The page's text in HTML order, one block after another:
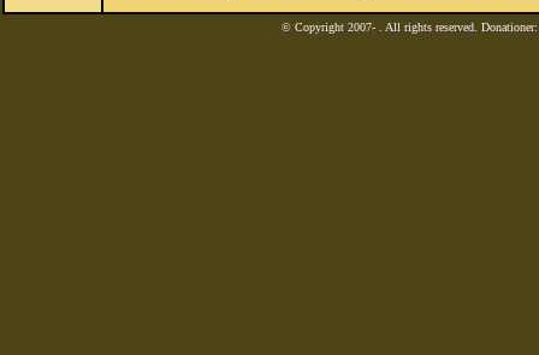
© Copyright 2007- . All rights reserved.